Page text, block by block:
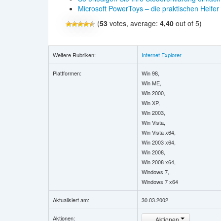
Microsoft PowerToys – die praktischen
(53votes, average: 4,40out of 5)
Weitere Rubriken: Internet Explorer
Plattformen:
Win 98,
Win ME,
Win 2000,
Win XP,
Win 2003,
Win Vista,
Win Vista x64,
Win 2003 x64,
Win 2008,
Win 2008 x64,
Windows 7,
Windows 7 x64
Aktualisiert am: 30.03.2002
Aktionen: Aktionen